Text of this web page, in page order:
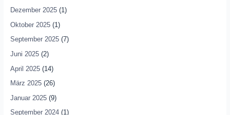
Dezember 2025(1)
Oktober 2025(1)
September 2025(7)
Juni 2025(2)
April 2025(14)
März 2025(26)
Januar 2025(9)
September 2024(1)